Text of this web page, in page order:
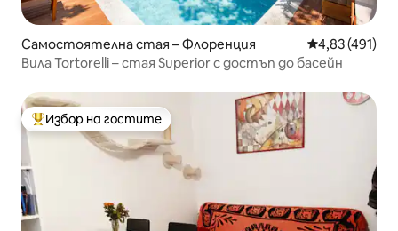
Самостоятелна стая – Флоренция Средна
4,83 (491)
Вила Tortorelli – стая Superior с достъп до басейн
Най-популярен избор на гостите
Избор на гостите